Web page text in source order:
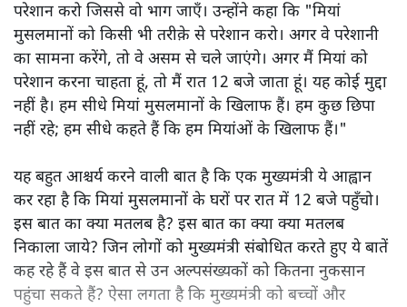
परेशान करो जिससे वो भाग जाएँ। उन्होंने कहा कि "मियां
मुसलमानों को किसी भी तरीक़े से परेशान करो। अगर वे परेशानी
का सामना करेंगे, तो वे असम से चले जाएंगे। अगर मैं मियां को
परेशान करना चाहता हूं, तो मैं रात 12 बजे जाता हूं। यह कोई मुद्दा
नहीं है। हम सीधे मियां मुसलमानों के खिलाफ हैं। हम कुछ छिपा
नहीं रहे; हम सीधे कहते हैं कि हम मियांओं के खिलाफ हैं।"
यह बहुत आश्चर्य करने वाली बात है कि एक मुख्यमंत्री ये आह्वान
कर रहा है कि मियांं मुसलमानों के घरों पर रात में 12 बजे पहुँचो।
इस बात का क्या मतलब है? इस बात का क्या क्या मतलब
निकाला जाये? जिन लोगों को मुख्यमंत्री संबोधित करते हुए ये बातें
कह रहे हैं वे इस बात से उन अल्पसंख्यकों को कितना नुकसान
पहुंचा सकते हैं? ऐसा लगता है कि मुख्यमंत्री को बच्चों और